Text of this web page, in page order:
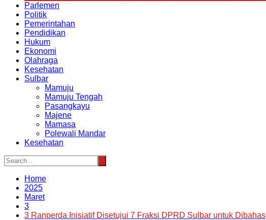
Parlemen
Politik
Pemerintahan
Pendidikan
Hukum
Ekonomi
Olahraga
Kesehatan
Sulbar
Mamuju
Mamuju Tengah
Pasangkayu
Majene
Mamasa
Polewali Mandar
Kesehatan
Home
2025
Maret
3
3 Ranperda Inisiatif Disetujui 7 Fraksi DPRD Sulbar untuk Dibahas